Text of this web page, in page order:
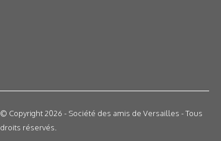
© Copyright 2026 - Société des amis de Versailles - Tous
droits réservés.